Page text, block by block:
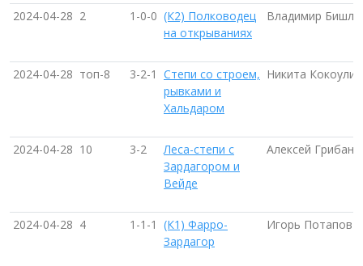
2024-04-28 2 1-0-0 (К2) Полководец
на открываниях
Владимир
2024-04-28 топ-8 3-2-1 Степи со строем,
рывками и
Хальдаром
Никита Кокоулин
2024-04-28 10 3-2
Леса-степи с
Зардагором и
Вейде
Алексей
2024-04-28 4 1-1-1 (К1) Фарро-
Зардагор
Игорь Потапов